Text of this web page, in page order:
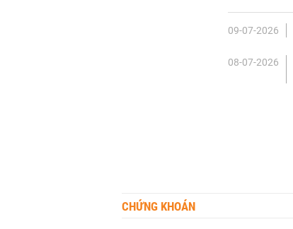
09-07-2026
08-07-2026
CHỨNG KHOÁN